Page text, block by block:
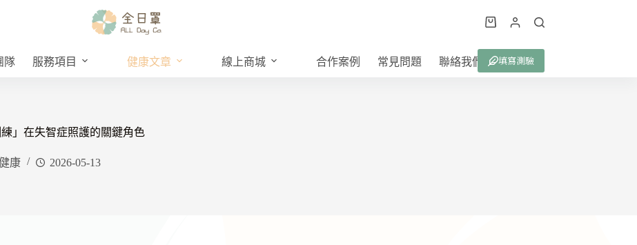
購
物
車
隊 服務項目 健康文章 線上商城 合作案例 常見問題 聯絡我們 填寫測驗
」在失智症照護的關鍵角色
康 2026-05-13